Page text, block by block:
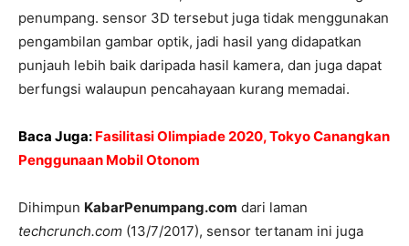
penumpang. sensor 3D tersebut juga tidak menggunakan
pengambilan gambar optik, jadi hasil yang didapatkan
punjauh lebih baik daripada hasil kamera, dan juga dapat
berfungsi walaupun pencahayaan kurang memadai.
Baca Juga: Fasilitasi Olimpiade 2020, Tokyo Canangkan
Penggunaan Mobil Otonom
Dihimpun KabarPenumpang.com dari laman
techcrunch.com (13/7/2017), sensor tertanam ini juga